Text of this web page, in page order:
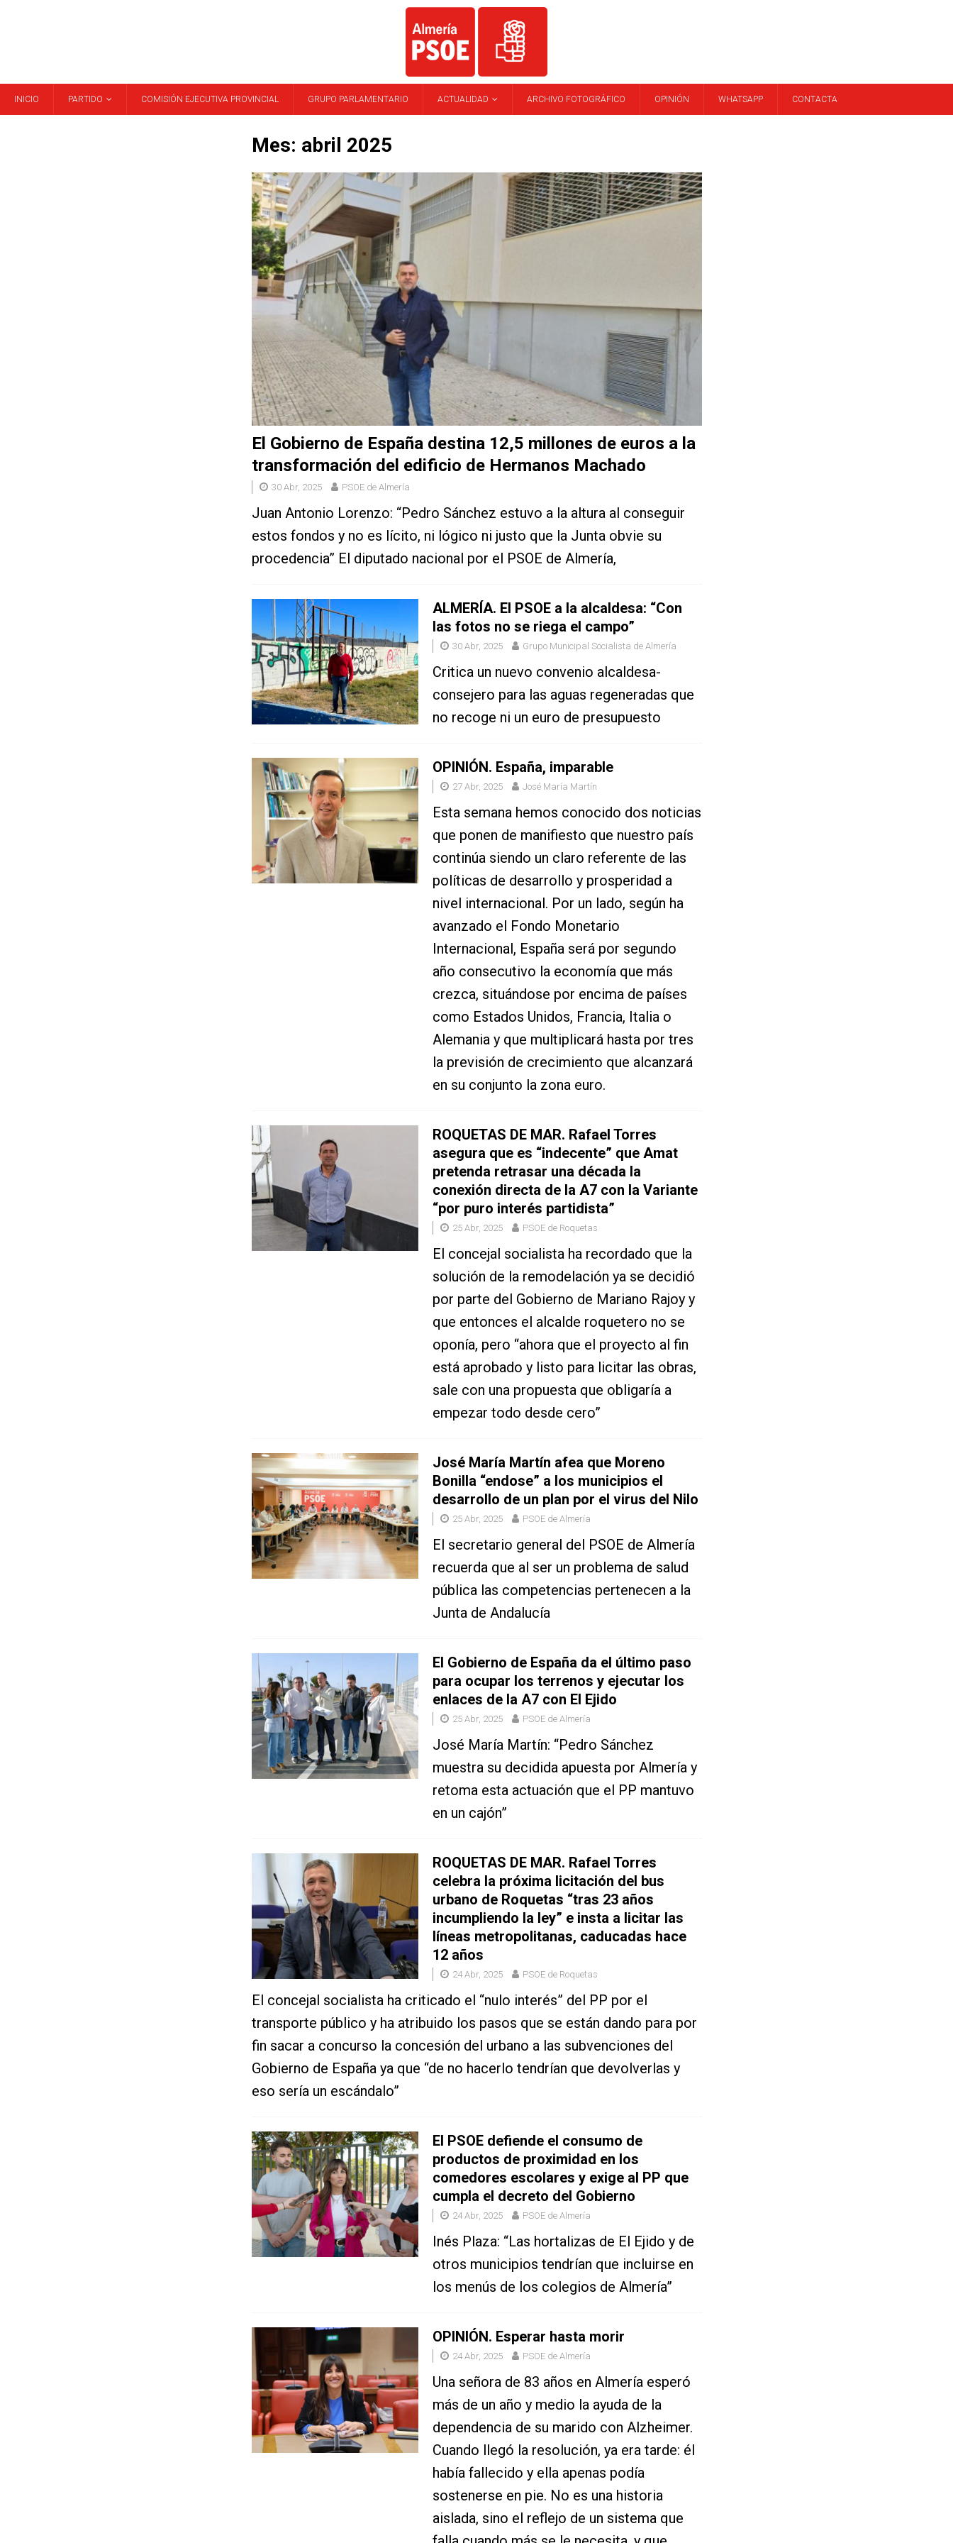
INICIO PARTIDO COMISIÓN EJECUTIVA PROVINCIAL GRUPO PARLAMENTARIO ACTUALIDAD ARCHIVO FOTOGRÁFICO OPINIÓN WHATSAPP CONTACTA
Mes: abril 2025
El Gobierno de España destina 12,5 millones de euros a la
transformación del edificio de Hermanos Machado
30 Abr, 2025 PSOE de Almería
Juan Antonio Lorenzo: “Pedro Sánchez estuvo a la altura al conseguir
estos fondos y no es lícito, ni lógico ni justo que la Junta obvie su
procedencia” El diputado nacional por el PSOE de Almería,
ALMERÍA. El PSOE a la alcaldesa: “Con
las fotos no se riega el campo”
30 Abr, 2025 Grupo Municipal Socialista de Almería
Critica un nuevo convenio alcaldesa-
consejero para las aguas regeneradas que
no recoge ni un euro de presupuesto
OPINIÓN. España, imparable
27 Abr, 2025 José María Martín
Esta semana hemos conocido dos noticias
que ponen de manifiesto que nuestro país
continúa siendo un claro referente de las
políticas de desarrollo y prosperidad a
nivel internacional. Por un lado, según ha
avanzado el Fondo Monetario
Internacional, España será por segundo
año consecutivo la economía que más
crezca, situándose por encima de países
como Estados Unidos, Francia, Italia o
Alemania y que multiplicará hasta por tres
la previsión de crecimiento que alcanzará
en su conjunto la zona euro.
ROQUETAS DE MAR. Rafael Torres
asegura que es “indecente” que Amat
pretenda retrasar una década la
conexión directa de la A7 con la Variante
“por puro interés partidista”
25 Abr, 2025 PSOE de Roquetas
El concejal socialista ha recordado que la
solución de la remodelación ya se decidió
por parte del Gobierno de Mariano Rajoy y
que entonces el alcalde roquetero no se
oponía, pero “ahora que el proyecto al fin
está aprobado y listo para licitar las obras,
sale con una propuesta que obligaría a
empezar todo desde cero”
José María Martín afea que Moreno
Bonilla “endose” a los municipios el
desarrollo de un plan por el virus del Nilo
25 Abr, 2025 PSOE de Almería
El secretario general del PSOE de Almería
recuerda que al ser un problema de salud
pública las competencias pertenecen a la
Junta de Andalucía
El Gobierno de España da el último paso
para ocupar los terrenos y ejecutar los
enlaces de la A7 con El Ejido
25 Abr, 2025 PSOE de Almería
José María Martín: “Pedro Sánchez
muestra su decidida apuesta por Almería y
retoma esta actuación que el PP mantuvo
en un cajón”
ROQUETAS DE MAR. Rafael Torres
celebra la próxima licitación del bus
urbano de Roquetas “tras 23 años
incumpliendo la ley” e insta a licitar las
líneas metropolitanas, caducadas hace
12 años
24 Abr, 2025 PSOE de Roquetas
El concejal socialista ha criticado el “nulo interés” del PP por el
transporte público y ha atribuido los pasos que se están dando para por
fin sacar a concurso la concesión del urbano a las subvenciones del
Gobierno de España ya que “de no hacerlo tendrían que devolverlas y
eso sería un escándalo”
El PSOE defiende el consumo de
productos de proximidad en los
comedores escolares y exige al PP que
cumpla el decreto del Gobierno
24 Abr, 2025 PSOE de Almería
Inés Plaza: “Las hortalizas de El Ejido y de
otros municipios tendrían que incluirse en
los menús de los colegios de Almería”
OPINIÓN. Esperar hasta morir
24 Abr, 2025 PSOE de Almería
Una señora de 83 años en Almería esperó
más de un año y medio la ayuda de la
dependencia de su marido con Alzheimer.
Cuando llegó la resolución, ya era tarde: él
había fallecido y ella apenas podía
sostenerse en pie. No es una historia
aislada, sino el reflejo de un sistema que